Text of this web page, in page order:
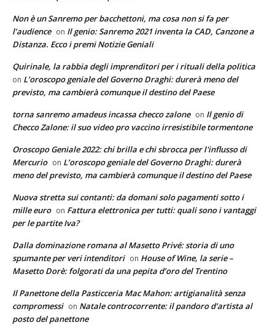
Non è un Sanremo per bacchettoni, ma cosa non si fa per
l’audience on Il genio: Sanremo 2021 inventa la CAD, Canzone a
Distanza. Ecco i premi Notizie Geniali
Quirinale, la rabbia degli imprenditori per i rituali della politica
on L’oroscopo geniale del Governo Draghi: durerà meno del
previsto, ma cambierà comunque il destino del Paese
torna sanremo amadeus incassa checco zalone on Il genio di
Checco Zalone: il suo video pro vaccino irresistibile tormentone
Oroscopo Geniale 2022: chi brilla e chi sbrocca per l'influsso di
Mercurio on L’oroscopo geniale del Governo Draghi: durerà
meno del previsto, ma cambierà comunque il destino del Paese
Nuova stretta sui contanti: da domani solo pagamenti sotto i
mille euro on Fattura elettronica per tutti: quali sono i vantaggi
per le partite Iva?
Dalla dominazione romana al Masetto Privé: storia di uno
spumante per veri intenditori on House of Wine, la serie –
Masetto Dorè: folgorati da una pepita d’oro del Trentino
Il Panettone della Pasticceria Mac Mahon: artigianalità senza
compromessi on Natale controcorrente: il pandoro d’artista al
posto del panettone